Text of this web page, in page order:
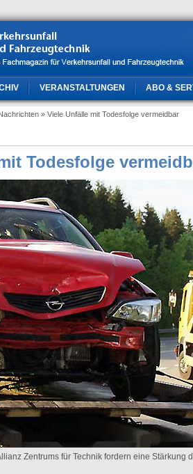
VERANSTALTUNGEN ABO &
» Viele Unfälle mit Todesfolge vermeidbar
Todesfolge
Zentrums für Technik fordern eine Stärkung